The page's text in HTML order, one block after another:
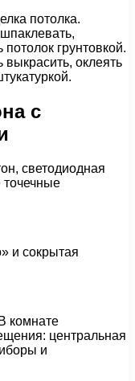
потолка.
грунтовкой.
оклеять
с
светодиодная
точечные
и сокрытая
комнате
центральная
и